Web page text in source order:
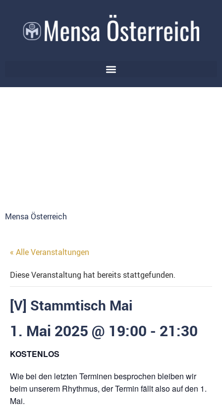
Mensa Österreich
« Alle Veranstaltungen
Diese Veranstaltung hat bereits stattgefunden.
[V] Stammtisch Mai
1. Mai 2025 @ 19:00 - 21:30
KOSTENLOS
Wie bei den letzten Terminen besprochen bleiben wir
beim unserem Rhythmus, der Termin fällt also auf den 1.
Mai.